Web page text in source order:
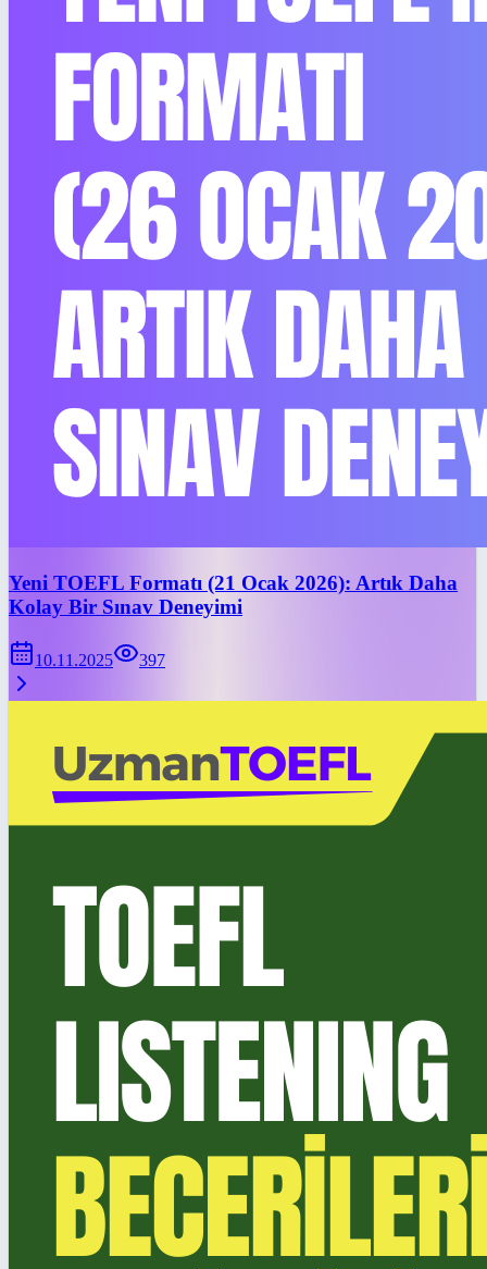
Yeni TOEFL Formatı (21 Ocak 2026): Artık Daha
Kolay Bir Sınav Deneyimi
10.11.2025 397